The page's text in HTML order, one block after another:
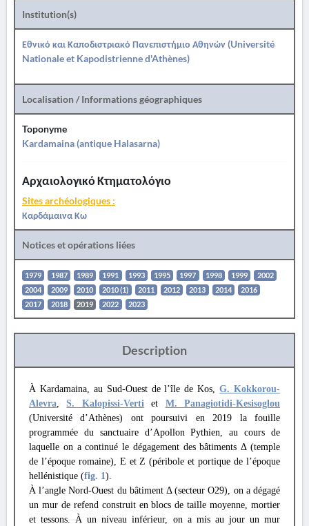
Institution(s)
Εθνικό και Καποδιστριακό Πανεπιστήμιο Αθηνών (Université
Nationale et Kapodistrienne d'Athènes)
Localisation / Informations géographiques
Toponyme
Kardamaina (antique Halasarna)
Αρχαιολογικό Κτηματολόγιο
Sites archéologiques :
Καρδάμαινα Κω
Notices et opérations liées
1979 1987 1989 1991 1993 1995 1997 1998 1999
2002
2004
2009 2010 2010 (1) 2011 2012 2013 2014
2016
2017
2018 2019 2022 2023
Description
À Kardamaina, au Sud-Ouest de l’île de Kos,G. Kokkorou-
Alevra,S. Kalopissi-Vertiet M. Panagiotidi-Kesisoglou
(Université d’Athènes) ont poursuivi en 2019 la fouille
programmée du sanctuaire d’Apollon Pythien, au cours de
laquelle on a continué le dégagement des bâtiments Δ (temple
de l’époque romaine), E et Z (péribole et portique de l’époque
hellénistique (fig. 1).
À l’angle Nord-Ouest du bâtiment Δ (secteur O29), on a dégagé
un mur de refend construit en blocs de taille moyenne, mortier
et tessons. À un niveau inférieur, on a mis au jour un mur